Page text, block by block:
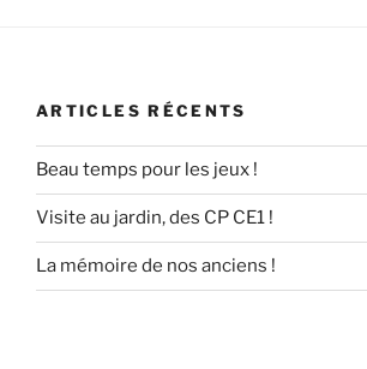
ARTICLES RÉCENTS
Beau temps pour les jeux !
Visite au jardin, des CP CE1 !
La mémoire de nos anciens !